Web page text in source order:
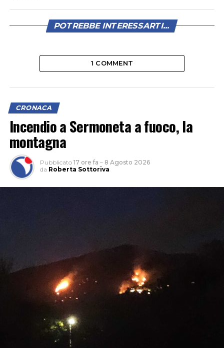
POTREBBE INTERESSARTI...
1 COMMENT
CRONACA
Incendio a Sermoneta a fuoco, la
montagna
Pubblicato 17 ore fa – 8 Agosto 2026
da Roberta Sottoriva